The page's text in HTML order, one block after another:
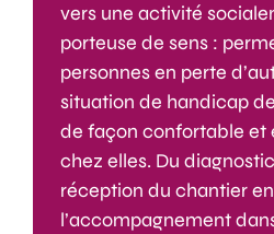
vers une activité
porteuse de sens :
personnes en perte
situation de handicap
de façon confortable et
chez elles. Du
réception du chantier
l’accompagnement